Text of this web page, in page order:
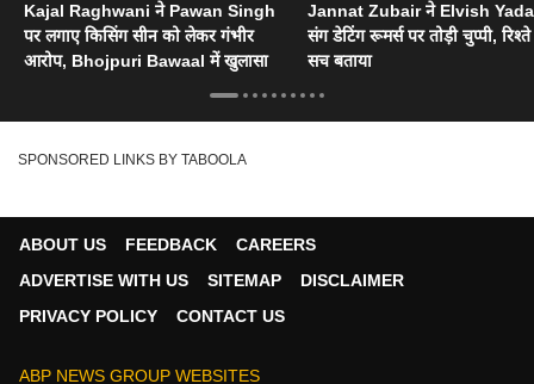
Kajal Raghwani ने Pawan Singh
पर लगाए किसिंग सीन को लेकर गंभीर
आरोप, Bhojpuri Bawaal में खुलासा
Jannat Zubair ने Elvish
संग डेटिंग रूमर्स पर तोड़ी चुप्पी,
सच बताया
SPONSORED LINKS BY TABOOLA
ABOUT US FEEDBACK
CAREERS
ADVERTISE WITH US
SITEMAP
DISCLAIMER
PRIVACY POLICY
CONTACT US
ABP NEWS GROUP WEBSITES